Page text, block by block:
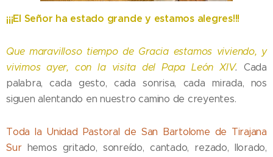
¡¡¡El Señor ha estado grande y estamos alegres!!!
Que maravilloso tiempo de Gracia estamos viviendo, y
vivimos ayer, con la visita del Papa León XIV.
Cada
palabra, cada gesto, cada sonrisa, cada mirada, nos
siguen alentando en nuestro camino de creyentes.
Toda la Unidad Pastoral de San Bartolome de Tirajana
Sur hemos gritado, sonreído, cantado, rezado, llorado,